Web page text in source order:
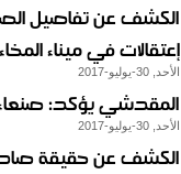
الكشف عن تفاصيل
إعتقالات في ميناء
الأحد, 30-يوليو-2017
المقدشي يؤكد:
الأحد, 30-يوليو-2017
الكشف عن حقيقة